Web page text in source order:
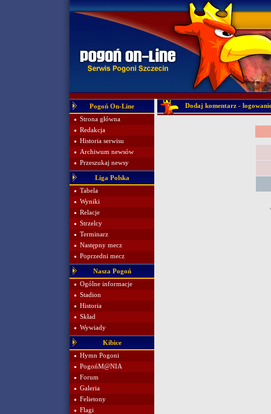
Pogoń On-Line
Strona główna
Redakcja
Historia serwisu
Archiwum newsów
Przeszukaj newsy
Liga Polska
Tabela
Wyniki
Relacje
Strzelcy
Terminarz
Następny mecz
Poprzedni mecz
Nasza Pogoń
Ogólne informacje
Stadion
Historia
Skład
Wywiady
Kibice
Hymn Pogoni
PogońM@NIA
Forum
Galeria
Felietony
Flagi
Dodaj komentarz -